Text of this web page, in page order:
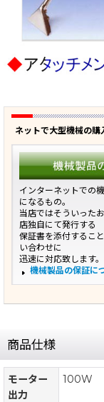
ネットで大型機械の購
インターネットでの
になるもの。
当店ではそういった
店独自にて発行する
保証書を添付するこ
い合わせに
迅速に対応致します。
機械製品の保証に
商品仕様
モーター
出力
100W